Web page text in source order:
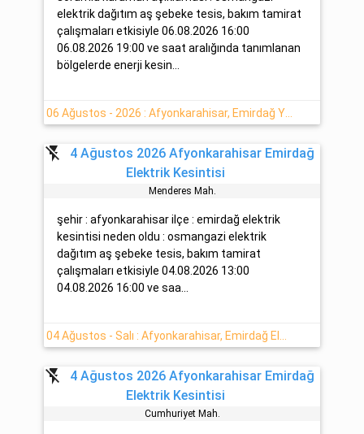
elektrik dağıtım aş şebeke tesis, bakım tamirat
çalışmaları etkisiyle 06.08.2026 16:00
06.08.2026 19:00 ve saat aralığında tanımlanan
bölgelerde enerji kesin...
06 Ağustos - 2026 : Afyonkarahisar, Emirdağ Yaşanan Elektrik Kesintisi Var
flash_off
4 Ağustos 2026 Afyonkarahisar Emirdağ
Elektrik Kesintisi
Menderes Mah.
şehir : afyonkarahisar ilçe : emirdağ elektrik
kesintisi neden oldu : osmangazi elektrik
dağıtım aş şebeke tesis, bakım tamirat
çalışmaları etkisiyle 04.08.2026 13:00
04.08.2026 16:00 ve saa...
flash_off
4 Ağustos 2026 Afyonkarahisar Emirdağ
Elektrik Kesintisi
Cumhuri̇yet Mah.